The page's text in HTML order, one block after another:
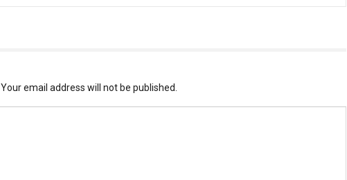
Your email address will not be published.